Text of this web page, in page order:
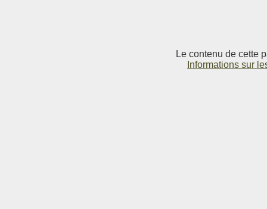
Le contenu de cette
Informations sur